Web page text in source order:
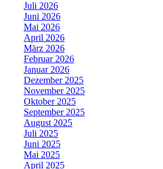
Juli 2026
Juni 2026
Mai 2026
April 2026
März 2026
Februar 2026
Januar 2026
Dezember 2025
November 2025
Oktober 2025
September 2025
August 2025
Juli 2025
Juni 2025
Mai 2025
April 2025